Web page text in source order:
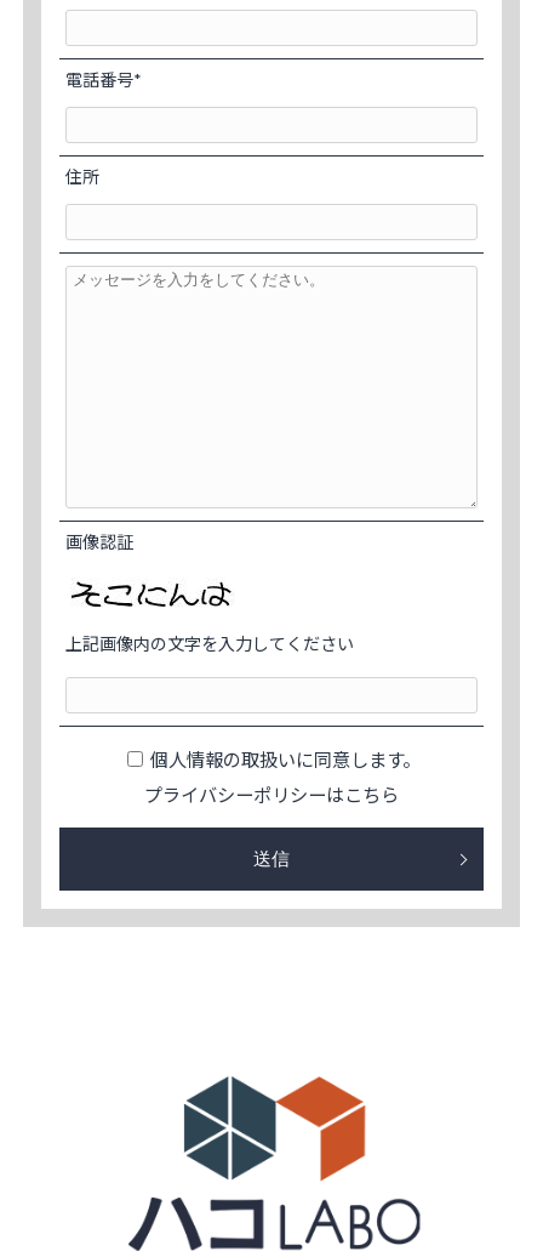
電話番号*
住所
画像認証
上記画像内の文字を入力してください
個人情報の取扱いに同意します。
プライバシーポリシーはこちら